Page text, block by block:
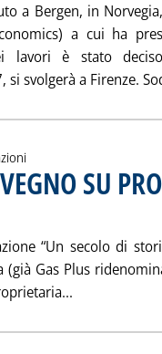
a Bergen, in
a cui ha
lavori è stato
svolgerà a Firenze.
SU
“Un secolo di
(già Gas Plus
Leggi tutta